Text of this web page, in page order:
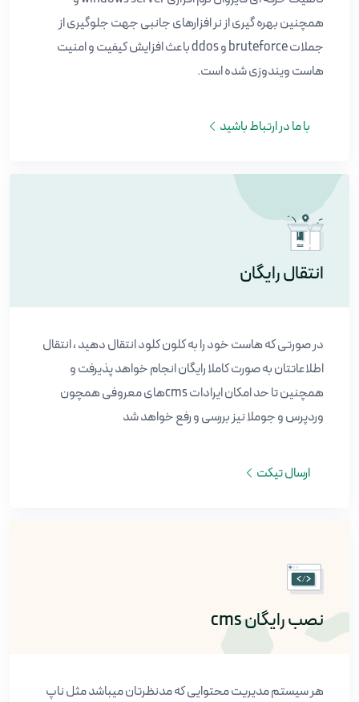
همچنین بهره گیری از نر افزارهای جانبی جهت جلوگیری از
جملات bruteforce و ddos باعث افزایش کیفیت و امنیت
هاست ویندوزی شده است.
با ما در ارتباط باشید
انتقال رایگان
در صورتی که هاست خود را به کلون کلود انتقال دهید ، انتقال
اطلاعاتتان به صورت کاملا رایگان انجام خواهد پذیرفت و
همچنین تا حد امکان ایرادات cmsهای معروفی همچون
وردپرس و جوملا نیز بررسی و رفع خواهد شد
ارسال تیکت
نصب رایگان cms
هر سیستم مدیریت محتوایی که مدنظرتان میباشد مثل ناپ